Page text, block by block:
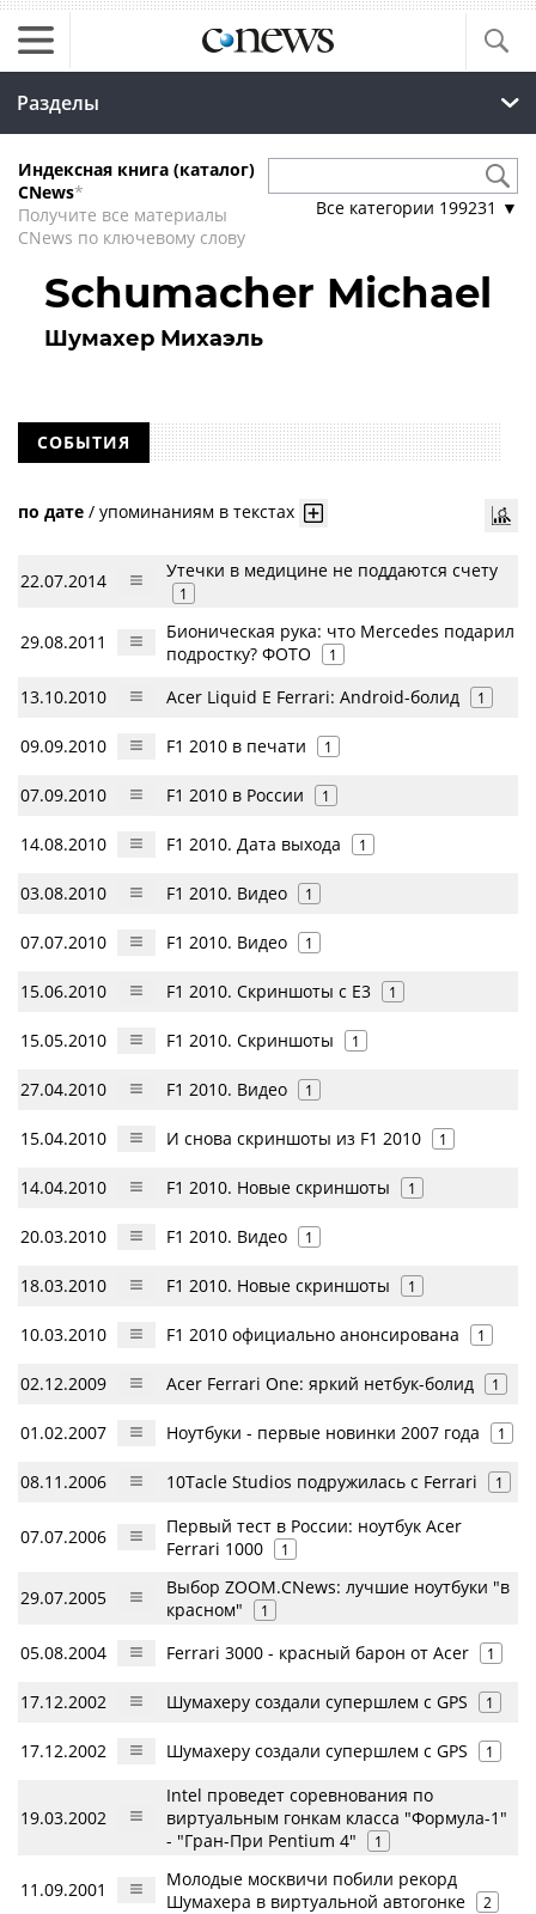
Разделы
Индексная книга (каталог)
CNews*
Получите все материалы
CNews по ключевому слову
Все категории 199231 ▼
Schumacher Michael
Шумахер Михаэль
СОБЫТИЯ
по дате / упоминаниям в текстах
22.07.2014 Утечки в медицине не поддаются счету
1
29.08.2011
Бионическая рука: что Mercedes подарил
подростку? ФОТО
1
13.10.2010 Acer Liquid E Ferrari: Android-болид 1
09.09.2010 F1 2010 в печати 1
07.09.2010 F1 2010 в России 1
14.08.2010 F1 2010. Дата выхода 1
03.08.2010 F1 2010. Видео 1
07.07.2010 F1 2010. Видео 1
15.06.2010 F1 2010. Скриншоты с Е3 1
15.05.2010 F1 2010. Скриншоты 1
27.04.2010 F1 2010. Видео 1
15.04.2010 И снова скриншоты из F1 2010 1
14.04.2010 F1 2010. Новые скриншоты 1
20.03.2010 F1 2010. Видео 1
18.03.2010 F1 2010. Новые скриншоты 1
10.03.2010 F1 2010 официально анонсирована 1
02.12.2009 Acer Ferrari One: яркий нетбук-болид 1
01.02.2007 Ноутбуки - первые новинки 2007 года 1
08.11.2006 10Tacle Studios подружилась с Ferrari 1
07.07.2006
Первый тест в России: ноутбук Acer
Ferrari 1000
1
29.07.2005
Выбор ZOOM.CNews: лучшие ноутбуки "в
красном"
1
05.08.2004 Ferrari 3000 - красный барон от Acer 1
17.12.2002 Шумахеру создали супершлем с GPS 1
17.12.2002 Шумахеру создали супершлем с GPS 1
19.03.2002
Intel проведет соревнования по
виртуальным гонкам класса "Формула-1"
- "Гран-При Pentium 4"
1
11.09.2001
Молодые москвичи побили рекорд
Шумахера в виртуальной автогонке
2